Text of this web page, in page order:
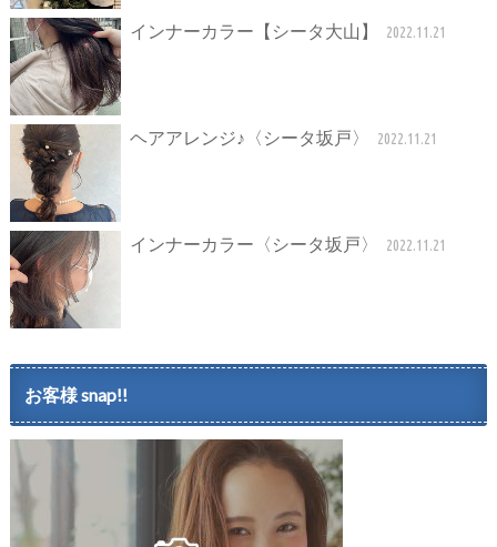
インナーカラー【シータ大山】 2022.11.21
ヘアアレンジ♪〈シータ坂戸〉 2022.11.21
インナーカラー〈シータ坂戸〉 2022.11.21
お客様 snap!!